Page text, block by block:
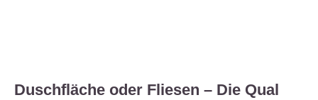
Duschfläche oder Fliesen – Die Qual